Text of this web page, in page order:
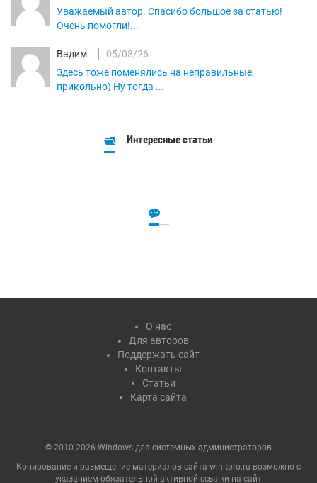
Уважаемый автор. Спасибо большое за статью!
Очень помогли!...
Вадим:
05/08/26
Здесь тоже поменялись на неправильные,
прикольно) Ну тогда ...
Интересные статьи
О нас
Для авторов
Поддержать сайт
Контакты
Статьи
Карта сайта
© 2010-2026 Windows для системных администраторов
Копирование и размещение материалов сайта winitpro.ru возможно с
указанием обязательной активной ссылки на cайт